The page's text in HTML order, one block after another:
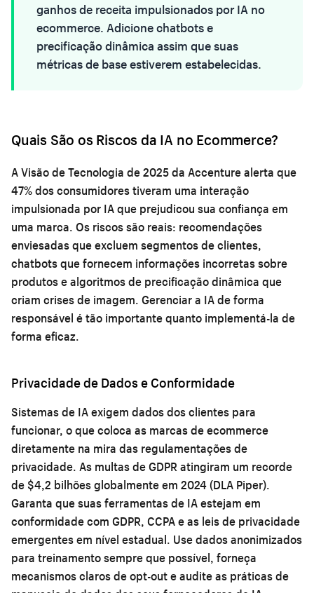
ganhos de receita impulsionados por IA no
ecommerce. Adicione chatbots e
precificação dinâmica assim que suas
métricas de base estiverem estabelecidas.
Quais São os Riscos da IA no Ecommerce?
A Visão de Tecnologia de 2025 da Accenture alerta que
47% dos consumidores tiveram uma interação
impulsionada por IA que prejudicou sua confiança em
uma marca. Os riscos são reais: recomendações
enviesadas que excluem segmentos de clientes,
chatbots que fornecem informações incorretas sobre
produtos e algoritmos de precificação dinâmica que
criam crises de imagem. Gerenciar a IA de forma
responsável é tão importante quanto implementá-la de
forma eficaz.
Privacidade de Dados e Conformidade
Sistemas de IA exigem dados dos clientes para
funcionar, o que coloca as marcas de ecommerce
diretamente na mira das regulamentações de
privacidade. As multas de GDPR atingiram um recorde
de $4,2 bilhões globalmente em 2024 (DLA Piper).
Garanta que suas ferramentas de IA estejam em
conformidade com GDPR, CCPA e as leis de privacidade
emergentes em nível estadual. Use dados anonimizados
para treinamento sempre que possível, forneça
mecanismos claros de opt-out e audite as práticas de